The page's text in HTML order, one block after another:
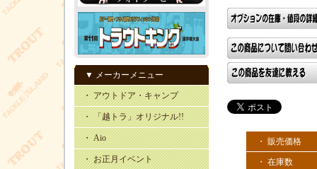
▼ メーカーメニュー
・ アウトドア・キャンプ
・ 「越トラ」オリジナル!!
・ Aio
・ お正月イベント
・ 販売価格
・ 在庫数